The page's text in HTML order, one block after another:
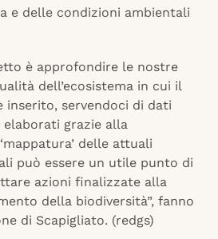
e delle condizioni ambientali
è approfondire le nostre
dell’ecosistema in cui il
inserito, servendoci di dati
grazie alla
delle attuali
può essere un utile punto di
azioni finalizzate alla
della biodiversità”, fanno
di Scapigliato. (redgs)